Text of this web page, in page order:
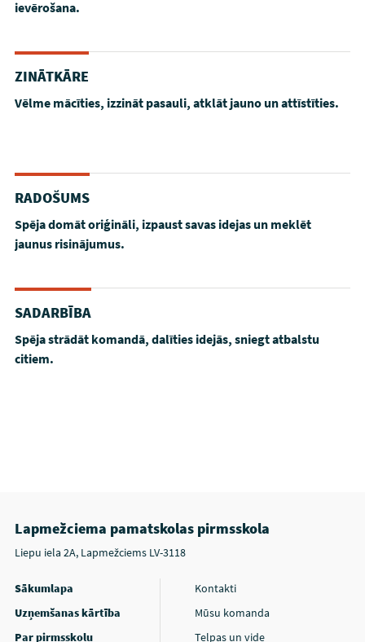
ievērošana.
ZINĀTKĀRE
Vēlme mācīties, izzināt pasauli, atklāt jauno un attīstīties.
RADOŠUMS
Spēja domāt oriģināli, izpaust savas idejas un meklēt
jaunus risinājumus.
SADARBĪBA
Spēja strādāt komandā, dalīties idejās, sniegt atbalstu
citiem.
Lapmežciema pamatskolas pirmsskola
Liepu iela 2A, Lapmežciems LV-3118
Sākumlapa
Uzņemšanas kārtība
Par pirmsskolu
Kontakti
Mūsu komanda
Telpas un vide